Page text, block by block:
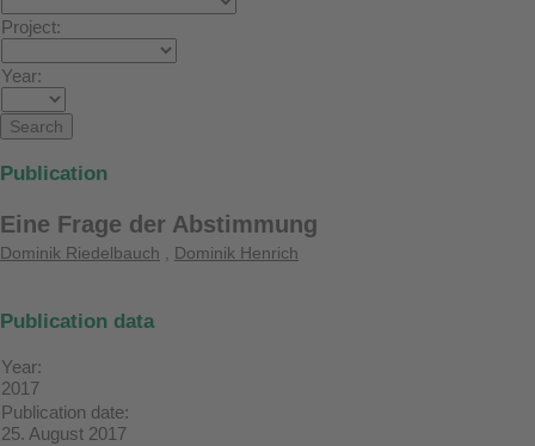
Project:
Year:
Publication
Eine Frage der Abstimmung
Dominik Riedelbauch Dominik Henrich
Publication data
Year:
2017
Publication date:
25. August 2017